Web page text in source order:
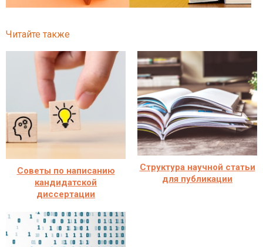
Читайте также
Советы по написанию
кандидатской
диссертации
Структура научной статьи
для публикации